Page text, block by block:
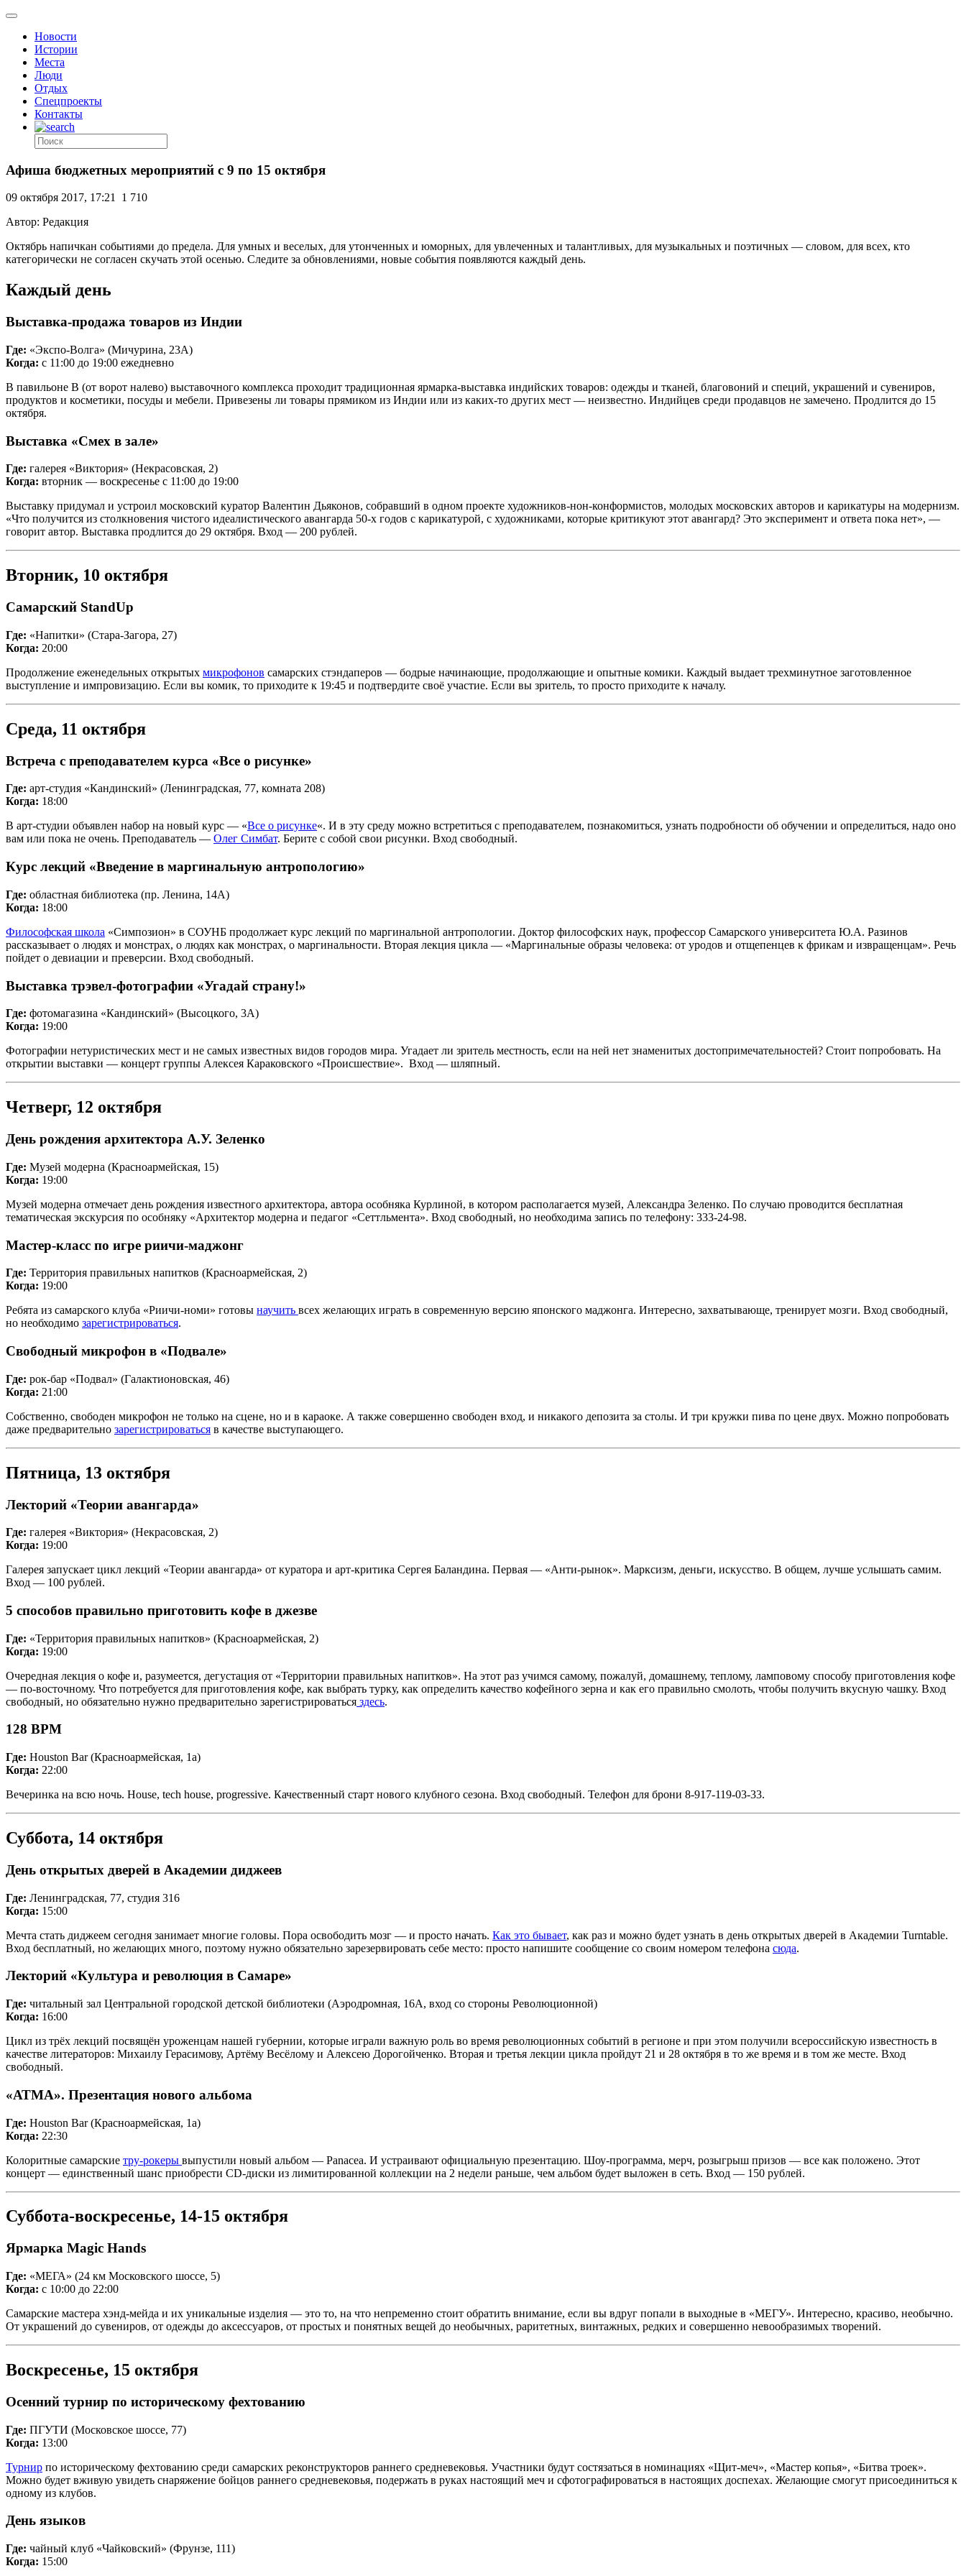
Новости
Истории
Места
Люди
Отдых
Спецпроекты
Контакты
Афиша бюджетных мероприятий с 9 по 15 октября
09 октября 2017, 17:21 1 710
Автор: Редакция
Октябрь напичкан событиями до предела. Для умных и веселых, для утонченных и юморных, для увлеченных и талантливых, для музыкальных и поэтичных — словом, для всех, кто
категорически не согласен скучать этой осенью. Следите за обновлениями, новые события появляются каждый день.
Каждый день
Выставка-продажа товаров из Индии
Где: «Экспо-Волга» (Мичурина, 23А)
Когда: с 11:00 до 19:00 ежедневно
В павильоне В (от ворот налево) выставочного комплекса проходит традиционная ярмарка-выставка индийских товаров: одежды и тканей, благовоний и специй, украшений и сувениров,
продуктов и косметики, посуды и мебели. Привезены ли товары прямиком из Индии или из каких-то других мест — неизвестно. Индийцев среди продавцов не замечено. Продлится до 15
октября.
Выставка «Смех в зале»
Где: галерея «Виктория» (Некрасовская, 2)
Когда: вторник — воскресенье с 11:00 до 19:00
Выставку придумал и устроил московский куратор Валентин Дьяконов, собравший в одном проекте художников-нон-конформистов, молодых московских авторов и карикатуры на модернизм.
«Что получится из столкновения чистого идеалистического авангарда 50-х годов с карикатурой, с художниками, которые критикуют этот авангард? Это эксперимент и ответа пока нет», —
говорит автор. Выставка продлится до 29 октября. Вход — 200 рублей.
Вторник, 10 октября
Самарский StandUp
Где: «Напитки» (Стара-Загора, 27)
Когда: 20:00
Продолжение еженедельных открытых микрофонов самарских стэндаперов — бодрые начинающие, продолжающие и опытные комики. Каждый выдает трехминутное заготовленное
выступление и импровизацию. Если вы комик, то приходите к 19:45 и подтвердите своё участие. Если вы зритель, то просто приходите к началу.
Среда, 11 октября
Встреча с преподавателем курса «Все о рисунке»
Где: арт-студия «Кандинский» (Ленинградская, 77, комната 208)
Когда: 18:00
В арт-студии объявлен набор на новый курс — «Все о рисунке«. И в эту среду можно встретиться с преподавателем, познакомиться, узнать подробности об обучении и определиться, надо оно
вам или пока не очень. Преподаватель — Олег Симбат. Берите с собой свои рисунки. Вход свободный.
Курс лекций «Введение в маргинальную антропологию»
Где: областная библиотека (пр. Ленина, 14А)
Когда: 18:00
Философская школа «Симпозион» в СОУНБ продолжает курс лекций по маргинальной антропологии. Доктор философских наук, профессор Самарского университета Ю.А. Разинов
рассказывает о людях и монстрах, о людях как монстрах, о маргинальности. Вторая лекция цикла — «Маргинальные образы человека: от уродов и отщепенцев к фрикам и извращенцам». Речь
пойдет о девиации и преверсии. Вход свободный.
Выставка трэвел-фотографии «Угадай страну!»
Где: фотомагазина «Кандинский» (Высоцкого, 3А)
Когда: 19:00
Фотографии нетуристических мест и не самых известных видов городов мира. Угадает ли зритель местность, если на ней нет знаменитых достопримечательностей? Стоит попробовать. На
открытии выставки — концерт группы Алексея Караковского «Происшествие». Вход — шляпный.
Четверг, 12 октября
День рождения архитектора А.У. Зеленко
Где: Музей модерна (Красноармейская, 15)
Когда: 19:00
Музей модерна отмечает день рождения известного архитектора, автора особняка Курлиной, в котором располагается музей, Александра Зеленко. По случаю проводится бесплатная
тематическая экскурсия по особняку «Архитектор модерна и педагог «Сеттльмента». Вход свободный, но необходима запись по телефону: 333-24-98.
Мастер-класс по игре риичи-маджонг
Где: Территория правильных напитков (Красноармейская, 2)
Когда: 19:00
Ребята из самарского клуба «Риичи-номи» готовы научить всех желающих играть в современную версию японского маджонга. Интересно, захватывающе, тренирует мозги. Вход свободный,
но необходимо зарегистрироваться.
Свободный микрофон в «Подвале»
Где: рок-бар «Подвал» (Галактионовская, 46)
Когда: 21:00
Собственно, свободен микрофон не только на сцене, но и в караоке. А также совершенно свободен вход, и никакого депозита за столы. И три кружки пива по цене двух. Можно попробовать
даже предварительно зарегистрироваться в качестве выступающего.
Пятница, 13 октября
Лекторий «Теории авангарда»
Где: галерея «Виктория» (Некрасовская, 2)
Когда: 19:00
Галерея запускает цикл лекций «Теории авангарда» от куратора и арт-критика Сергея Баландина. Первая — «Анти-рынок». Марксизм, деньги, искусство. В общем, лучше услышать самим.
Вход — 100 рублей.
5 способов правильно приготовить кофе в джезве
Где: «Территория правильных напитков» (Красноармейская, 2)
Когда: 19:00
Очередная лекция о кофе и, разумеется, дегустация от «Территории правильных напитков». На этот раз учимся самому, пожалуй, домашнему, теплому, ламповому способу приготовления кофе
— по-восточному. Что потребуется для приготовления кофе, как выбрать турку, как определить качество кофейного зерна и как его правильно смолоть, чтобы получить вкусную чашку. Вход
свободный, но обязательно нужно предварительно зарегистрироваться здесь.
128 BPM
Где: Houston Bar (Красноармейская, 1а)
Когда: 22:00
Вечеринка на всю ночь. House, tech house, progressive. Качественный старт нового клубного сезона. Вход свободный. Телефон для брони 8-917-119-03-33.
Суббота, 14 октября
День открытых дверей в Академии диджеев
Где: Ленинградская, 77, студия 316
Когда: 15:00
Мечта стать диджеем сегодня занимает многие головы. Пора освободить мозг — и просто начать. Как это бывает, как раз и можно будет узнать в день открытых дверей в Академии Turntable.
Вход бесплатный, но желающих много, поэтому нужно обязательно зарезервировать себе место: просто напишите сообщение со своим номером телефона сюда.
Лекторий «Культура и революция в Самаре»
Где: читальный зал Центральной городской детской библиотеки (Аэродромная, 16А, вход со стороны Революционной)
Когда: 16:00
Цикл из трёх лекций посвящён уроженцам нашей губернии, которые играли важную роль во время революционных событий в регионе и при этом получили всероссийскую известность в
качестве литераторов: Михаилу Герасимову, Артёму Весёлому и Алексею Дорогойченко. Вторая и третья лекции цикла пройдут 21 и 28 октября в то же время и в том же месте. Вход
свободный.
«АТМА». Презентация нового альбома
Где: Houston Bar (Красноармейская, 1а)
Когда: 22:30
Колоритные самарские тру-рокеры выпустили новый альбом — Panacea. И устраивают официальную презентацию. Шоу-программа, мерч, розыгрыш призов — все как положено. Этот
концерт — единственный шанс приобрести CD-диски из лимитированной коллекции на 2 недели раньше, чем альбом будет выложен в сеть. Вход — 150 рублей.
Суббота-воскресенье, 14-15 октября
Ярмарка Magic Hands
Где: «МЕГА» (24 км Московского шоссе, 5)
Когда: с 10:00 до 22:00
Самарские мастера хэнд-мейда и их уникальные изделия — это то, на что непременно стоит обратить внимание, если вы вдруг попали в выходные в «МЕГУ». Интересно, красиво, необычно.
От украшений до сувениров, от одежды до аксессуаров, от простых и понятных вещей до необычных, раритетных, винтажных, редких и совершенно невообразимых творений.
Воскресенье, 15 октября
Осенний турнир по историческому фехтованию
Где: ПГУТИ (Московское шоссе, 77)
Когда: 13:00
Турнир по историческому фехтованию среди самарских реконструкторов раннего средневековья. Участники будут состязаться в номинациях «Щит-меч», «Мастер копья», «Битва троек».
Можно будет вживую увидеть снаряжение бойцов раннего средневековья, подержать в руках настоящий меч и сфотографироваться в настоящих доспехах. Желающие смогут присоединиться к
одному из клубов.
День языков
Где: чайный клуб «Чайковский» (Фрунзе, 111)
Когда: 15:00